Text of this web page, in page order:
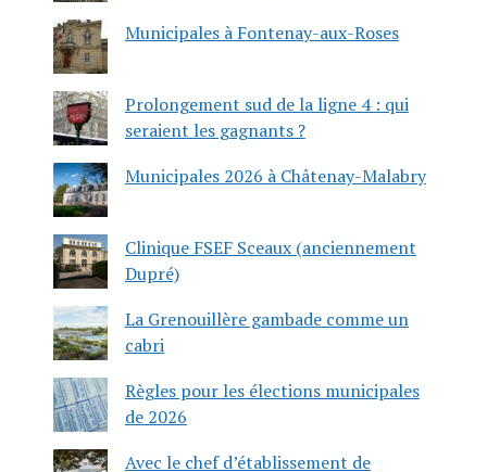
Municipales à Fontenay-aux-Roses
Prolongement sud de la ligne 4 : qui
seraient les gagnants ?
Municipales 2026 à Châtenay-Malabry
Clinique FSEF Sceaux (anciennement
Dupré)
La Grenouillère gambade comme un
cabri
Règles pour les élections municipales
de 2026
Avec le chef d’établissement de